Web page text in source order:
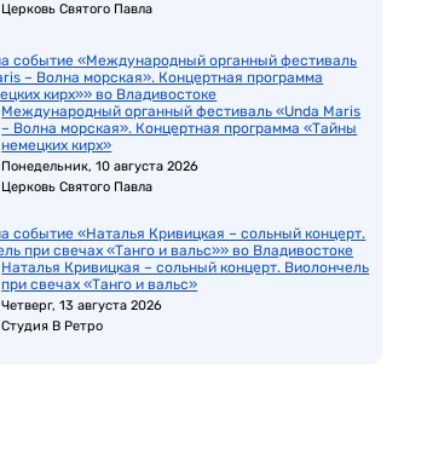
Церковь Святого Павла
Международный органный фестиваль «Unda Maris
– Волна морская». Концертная программа «Тайны
немецких кирх»
Понедельник, 10 августа 2026
Церковь Святого Павла
Наталья Кривицкая – сольный концерт. Виолончель
при свечах «Танго и вальс»
Четверг, 13 августа 2026
Студия В Ретро